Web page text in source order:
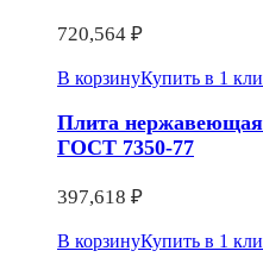
720,564 ₽
В корзинуКупить в 1
Плита нержавеющая
ГОСТ 7350-77
397,618 ₽
В корзинуКупить в 1